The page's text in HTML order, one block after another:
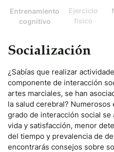
Entrenamiento
cognitivo
Ejercicio
físico
Socialización
¿Sabías que realizar
componente de interacción
artes marciales, se han
la salud cerebral?
grado de interacción social se
vida y satisfacción, menor
del tiempo y prevalencia de
encontrarás consejos sobre